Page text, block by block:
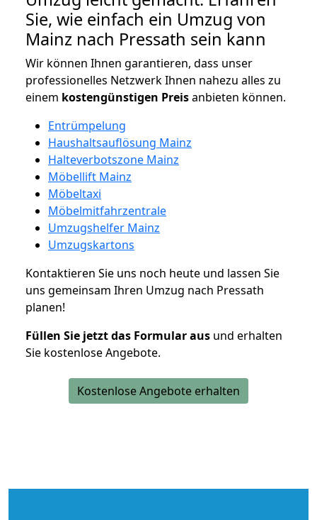
Sie, wie einfach ein Umzug von
Mainz nach Pressath sein kann
Wir können Ihnen garantieren, dass unser
professionelles Netzwerk Ihnen nahezu alles zu
einem kostengünstigen Preisanbieten können.
Entrümpelung
Haushaltsauflösung Mainz
Halteverbotszone Mainz
Möbellift Mainz
Möbeltaxi
Möbelmitfahrzentrale
Umzugshelfer Mainz
Umzugskartons
Kontaktieren Sie uns noch heute und lassen Sie
uns gemeinsam Ihren Umzug nach Pressath
planen!
Füllen Sie jetzt das Formular aus und erhalten
Sie kostenlose Angebote.
Kostenlose Angebote erhalten